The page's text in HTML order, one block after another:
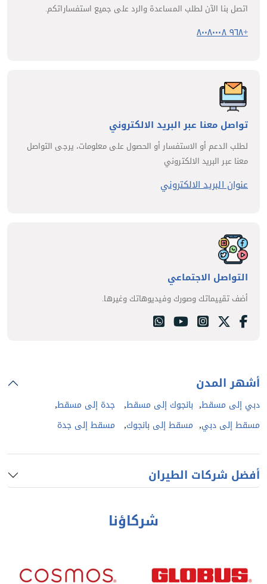
اتصل بنا الآن لطلب المساعدة والرد على جميع استفساراتكم.
+٩٦٨ ٨٠٠٨٠٠٠٨
تواصل معنا عبر البريد الالكتروني
لطلب الدعم أو الاستفسار أو الحصول على معلومات، يرجى التواصل
معنا عبر البريد الالكتروني
عنوان البريد الالكتروني
التواصل الاجتماعي
أضف تقييماتك وصورك وفيديوهاتك وغيرها.
أشهر المدن
دبي إلى مسقط, بانجوك إلى مسقط, جدة إلى مسقط,
مسقط إلى دبي, مسقط إلى بانجوك, مسقط إلى جدة
أفضل شركات الطيران
شركاؤنا